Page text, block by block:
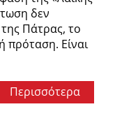
δεν
Πάτρας, το
πρόταση. Είναι
Περισσότερα